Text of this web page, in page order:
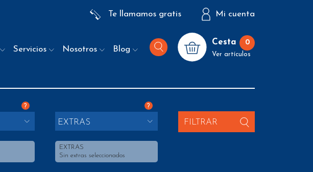
Te llamamos gratis Mi cuenta
Servicios Nosotros Blog
Cesta 0
Ver artículos
? ?
EXTRAS
EXTRAS
Sin extras seleccionados
FILTRAR